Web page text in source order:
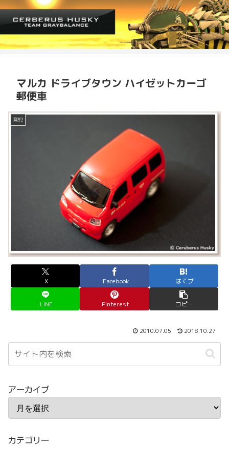
マルカ ドライブタウン ハイゼットカーゴ
郵便車
育児
X Facebook はてブ
LINE Pinterest コピー
2010.07.05 2018.10.27
アーカイブ
カテゴリー